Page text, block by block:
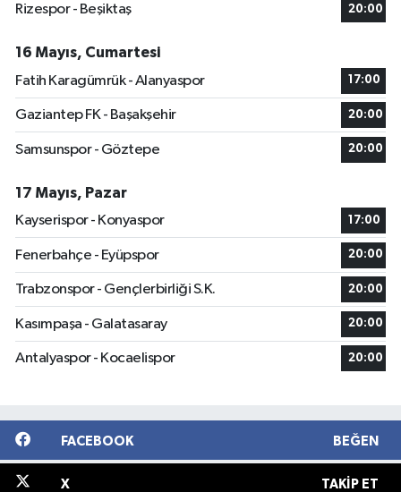
Rizespor - Beşiktaş
20:00
16 Mayıs, Cumartesi
Fatih Karagümrük - Alanyaspor
17:00
Gaziantep FK - Başakşehir 20:00
Samsunspor - Göztepe 20:00
17 Mayıs, Pazar
Kayserispor - Konyaspor
17:00
Fenerbahçe - Eyüpspor 20:00
Trabzonspor - Gençlerbirliği S.K. 20:00
Kasımpaşa - Galatasaray 20:00
Antalyaspor - Kocaelispor 20:00
FACEBOOK BEĞEN
X TAKIP ET